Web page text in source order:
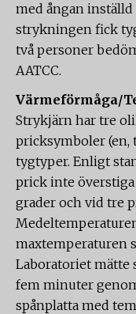
med ångan inställd
strykningen fick
två personer
AATCC.
Värmeförmåga/
Strykjärn har tre
pricksymboler (en,
tygtyper. Enligt
prick inte överstiga
grader och vid tre
maxtemperaturen
Laboratoriet
fem minuter
spånplatta med